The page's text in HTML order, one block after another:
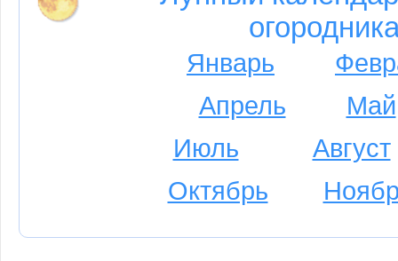
Январь
Апрель
Май
Июль
Август
Октябрь